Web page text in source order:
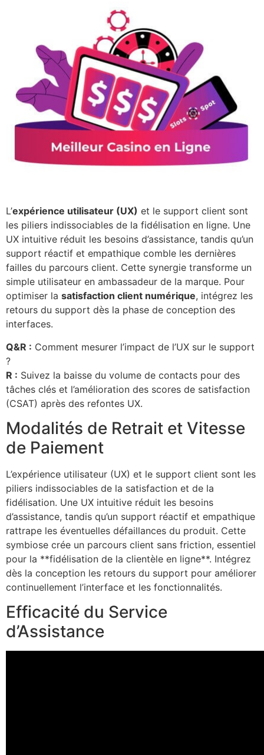
L’expérience utilisateur (UX) et le support client sont
les piliers indissociables de la fidélisation en ligne. Une
UX intuitive réduit les besoins d’assistance, tandis qu’un
support réactif et empathique comble les dernières
failles du parcours client. Cette synergie transforme un
simple utilisateur en ambassadeur de la marque. Pour
optimiser la satisfaction client numérique, intégrez les
retours du support dès la phase de conception des
interfaces.
Q&R : Comment mesurer l’impact de l’UX sur le support
?
R : Suivez la baisse du volume de contacts pour des
tâches clés et l’amélioration des scores de satisfaction
(CSAT) après des refontes UX.
Modalités de Retrait et Vitesse
de Paiement
L’expérience utilisateur (UX) et le support client sont les
piliers indissociables de la satisfaction et de la
fidélisation. Une UX intuitive réduit les besoins
d’assistance, tandis qu’un support réactif et empathique
rattrape les éventuelles défaillances du produit. Cette
symbiose crée un parcours client sans friction, essentiel
pour la **fidélisation de la clientèle en ligne**. Intégrez
dès la conception les retours du support pour améliorer
continuellement l’interface et les fonctionnalités.
Efficacité du Service
d’Assistance